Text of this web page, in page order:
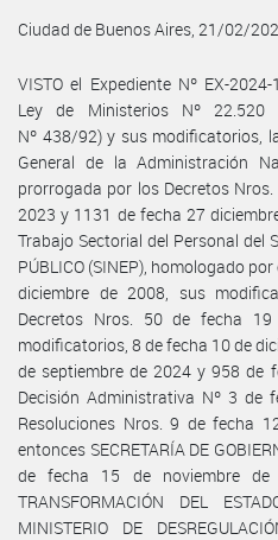
Ciudad de Buenos Aires, 21/02/
VISTO el Expediente Nº EX-
Ley de Ministerios Nº 22.520
Nº 438/92) y sus modificatorios,
General de la Administración
prorrogada por los Decretos
2023 y 1131 de fecha 27
Trabajo Sectorial del Personal del
PÚBLICO (SINEP), homologado
diciembre de 2008, sus
Decretos Nros. 50 de fecha
modificatorios, 8 de fecha 10 de
de septiembre de 2024 y 958 de
Decisión Administrativa Nº 3 de
Resoluciones Nros. 9 de fecha
entonces SECRETARÍA DE
de fecha 15 de noviembre de
TRANSFORMACIÓN DEL
MINISTERIO DE